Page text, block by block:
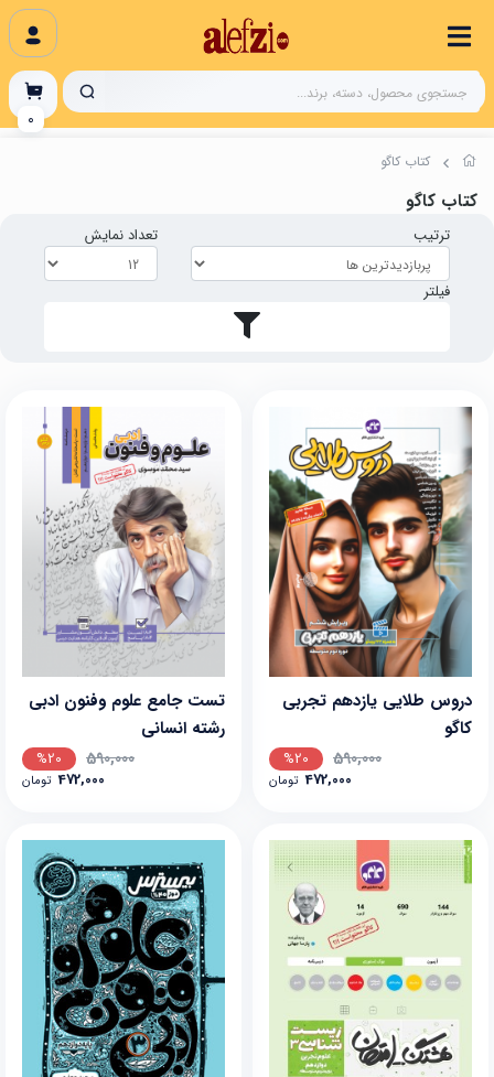
کتاب کاگو
کتاب کاگو
ترتیب تعداد نمایش
فیلتر
دروس طلایی یازدهم تجربی
کاگو
590,000
%20
472,000 تومان
تست جامع علوم وفنون ادبی
رشته انسانی
590,000
%20
472,000 تومان
0